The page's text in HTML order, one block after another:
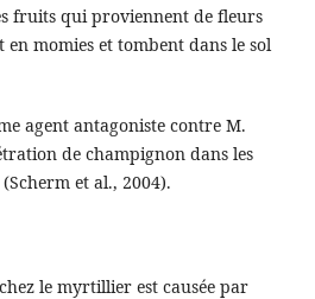
fruits qui proviennent de fleurs
momies et tombent dans le sol
agent antagoniste contre M.
de champignon dans les
et al., 2004).
le myrtillier est causée par